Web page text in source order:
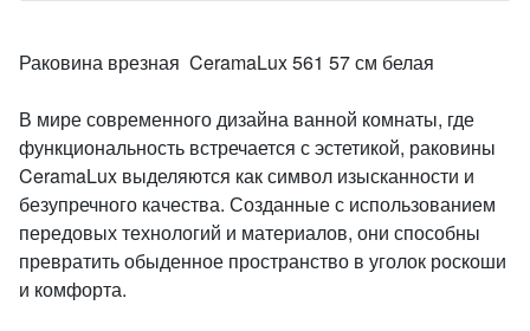
Раковина врезная CeramaLux 561 57 см белая
В мире современного дизайна ванной комнаты, где
функциональность встречается с эстетикой, раковины
CeramaLux выделяются как символ изысканности и
безупречного качества. Созданные с использованием
передовых технологий и материалов, они способны
превратить обыденное пространство в уголок роскоши
и комфорта.